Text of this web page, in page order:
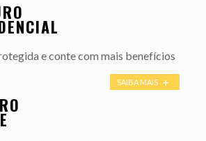
e conte com mais benefícios
SAIBA MAIS